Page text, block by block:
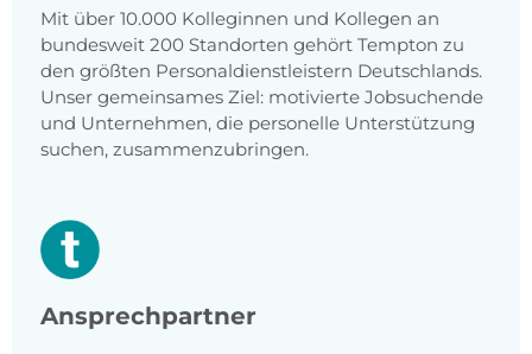
Mit über 10.000 Kolleginnen und Kollegen an
bundesweit 200 Standorten gehört Tempton zu
den größten Personaldienstleistern Deutschlands.
Unser gemeinsames Ziel: motivierte Jobsuchende
und Unternehmen, die personelle Unterstützung
suchen, zusammenzubringen.
Ansprechpartner